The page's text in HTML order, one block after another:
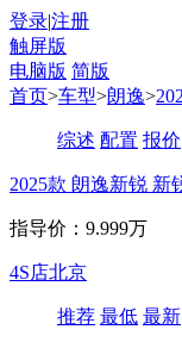
登录|注册
触屏版
电脑版 简版
首页>车型>朗逸>
综述 配置 报价
2025款 朗逸新锐 新
指导价：9.999万
4S店北京
推荐 最低 最新